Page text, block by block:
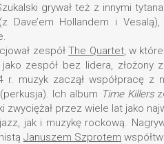
grywał też z innymi
Dave’em Hollandem i
zespółThe Quartet, w
zespół bez lidera, złożony
r. muzyk zaczął współpracę
(perkusja). Ich album Time Killers
zwyciężał przez wiele lat jako
jak i muzykę rockową.
Januszem Szprotem